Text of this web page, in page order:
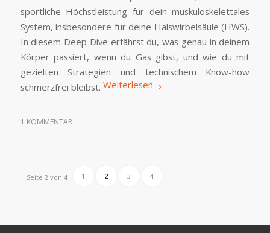
sportliche Höchstleistung für dein muskuloskelettales
System, insbesondere für deine Halswirbelsäule (HWS).
In diesem Deep Dive erfährst du, was genau in deinem
Körper passiert, wenn du Gas gibst, und wie du mit
gezielten Strategien und technischem Know-how
schmerzfrei bleibst. Weiterlesen
1 KOMMENTAR
Seite 2 von 4 1 2 3 4